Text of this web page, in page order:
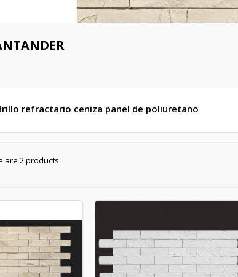
refractario ceniza panel de poliuretano
are 2 products.
×
×
×
×
in to save products in your wishlist.